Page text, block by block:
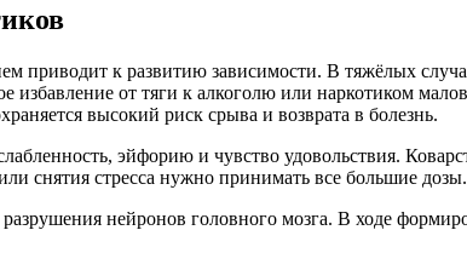
к развитию зависимости. В тяжёлых
избавление от тяги к алкоголю или наркотиком
высокий риск срыва и возврата в болезнь.
эйфорию и чувство удовольствия.
снятия стресса нужно принимать все большие дозы.
нейронов головного мозга. В ходе